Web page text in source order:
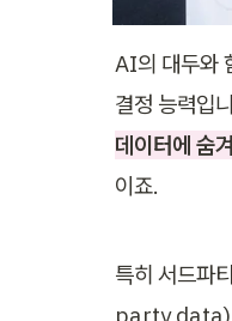
AI의 대두와
데이터에 숨
이죠.
특히 서드파
party data)